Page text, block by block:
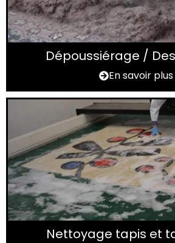
Dépoussiérage /
En savoir plus
Nettoyage tapis et